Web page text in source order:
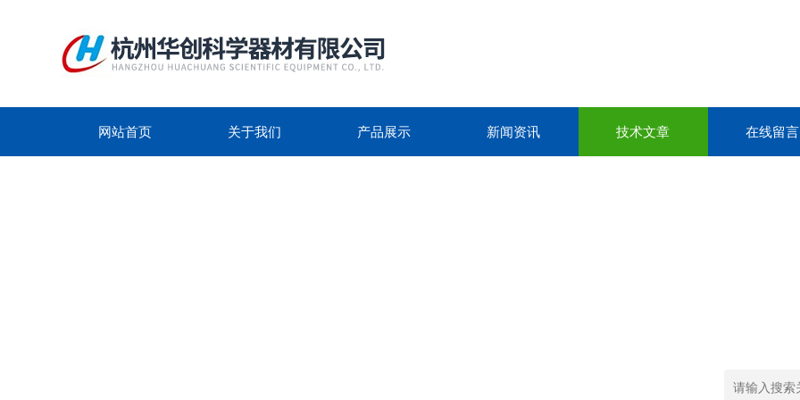
网站首页 关于我们 产品展示 新闻资讯 技术文章 在线留言